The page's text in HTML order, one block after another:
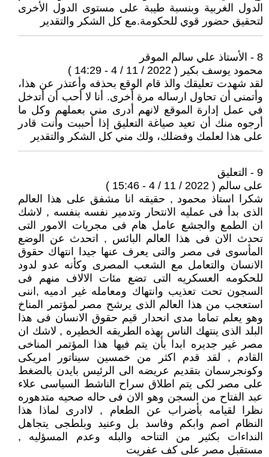
الدول الغربية وبنسبة طيبة على مستوى الدول الأخرى
لتحقيق حضور قوي للحكومة.مع كل الشكر والتقدير
8 - الأستاذ علي سالم الموقر
محمود يوسف بكير ( 2022 / 11 / 4 - 14:29 )
لقد شهدت تعليقك والذ قام الوقع بحذفه وأعتذر عن هذا،
وأتمنى أن تحاول ارساله مرة أخرى. أنا لا أحب أن أتدخل
في عمل إدارة الموقع لانهم أدرى مني بعملهم وكل ما
أرجوه منك أن تعيد صياغة التعليق إذا أحببت وأنت قادر
على هذا لعلمك وفضلك، ولك مني كل الشكر والتقدير
9 - التعليق
على سالم ( 2022 / 11 / 4 - 15:46 )
شكرا استاذ محمود , حقيقه انا مشفق على هذا العالم
الذى بدأ فى عمليه الانتحار وتدمير نفسه بنفسه , لاشك
ان الطمع والجشع عامل هام فى مجريات الامور التى
تحدث الان فى هذا العالم البائس , اتحدث عن الوضع
المأسوى فى مصر والتى يعرف عنها جيدا انتهاك حقوق
الانسان والتعامل مع الشعب المصرى وكأنه عدو لدود
للحكومه العسكريه التى تضع مئات الالاف منهم فى
السجون تحت تعذيب وانتهاك ومعامله غير ادميه ,اننى
استعجب من هذا العالم الذى يرشح مصر لمؤتمر المناخ
وهو يعلم تماما مدى انحدار قيم حقوق الانسان فى هذا
البلد الذى ينتهك الناس بهذه الطريقه الخطيره , لاشك ان
مصر غير جديره ابدا بأن يتم فيها هذا المؤتمر المناخى
القادم , لقد قدم اكثر من خمسين سيناتور امريكى
وكونجرسمان بتقديم عريضه الى الرئيس بايدن بالضغط
على مصر لكى يتم اطلاق سراح الناشط السياسى علاء
عبد الفتاح من السجن وهو الان فى حاله صحيه متدهوره
نظرا لقيامه بأضراب عن الطعام , لاادرى لماذا هذا
النظام اصم وابكم وفاسد بل وعنيد وبلطجى يتجاهل
النداءات بكثير من التناحه والبله وعدم المسؤليه ,
مستقبل مصر على كف عفريت